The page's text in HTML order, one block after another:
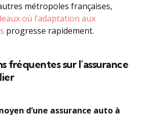
métropoles françaises,
où l’adaptation aux
progresse rapidement.
fréquentes sur l’assurance
d’une assurance auto à